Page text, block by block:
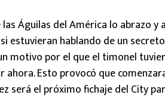
Águilas del América lo abrazo y
estuvieran hablando de un
motivo por el que el timonel
ahora. Esto provocó que
será el próximo fichaje del City